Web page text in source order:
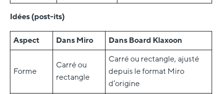
Idées (post-its)
Aspect Dans Miro Dans Board Klaxoon
Forme
Carré ou
rectangle
Carré ou rectangle, ajusté
depuis le format Miro
d’origine